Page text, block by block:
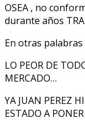
OSEA , no
durante años
En otras
LO PEOR DE
MERCADO…
YA JUAN PEREZ
ESTADO A